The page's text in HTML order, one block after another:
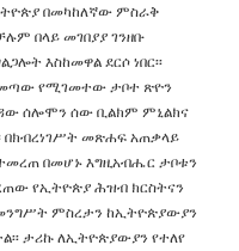
በመካከለኛው ምስራቅ
በላይ መገበያያ ገንዘቡ
እስከመዋል ደርሶ ነበር፡፡
የሚገመተው ታቦተ ጽዮን
ሰሎሞን ሰው ቢልክም ምኒልክና
በክብረነገሥት መጽሐፍ አጠቃላይ
በመሆኑ እግዚአብሔር ታቦቱን
የኢትዮጵያ ሕዝብ ክርስትናን
ምስረታን ከኢትዮጵያውያን
ታሪኩ ለኢትዮጵያውያን የተለየ